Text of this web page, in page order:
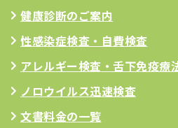
健康診断のご案内
性感染症検査・自費検査
アレルギー検査 ・舌下免疫療
ノロウイルス迅速検査
文書料金の一覧